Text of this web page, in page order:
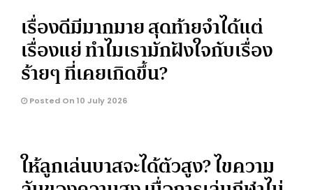
เรื่องดีมีมากมาย สุดท้ายจำได้แต่
เรื่องแย่ ทำไมเรามักฝังใจกับเรื่อง
ร้ายๆ ที่เคยเกิดขึ้น?
Posted On 10 July 2026
ให้ลูกเล่นบาสจะได้ตัวสูง? ไขความ